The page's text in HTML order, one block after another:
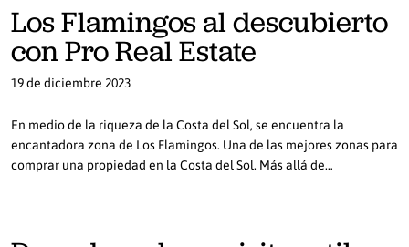
Los Flamingos al descubierto
con Pro Real Estate
19 de diciembre 2023
En medio de la riqueza de la Costa del Sol, se encuentra la
encantadora zona de Los Flamingos. Una de las mejores zonas para
comprar una propiedad en la Costa del Sol. Más allá de…